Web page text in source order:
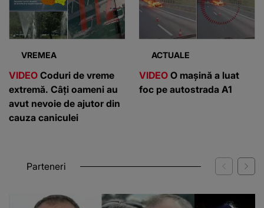
VREMEA
VIDEO Coduri de vreme
extremă. Câți oameni au
avut nevoie de ajutor din
cauza caniculei
ACTUALE
VIDEO O mașină a luat
foc pe autostrada A1
Parteneri